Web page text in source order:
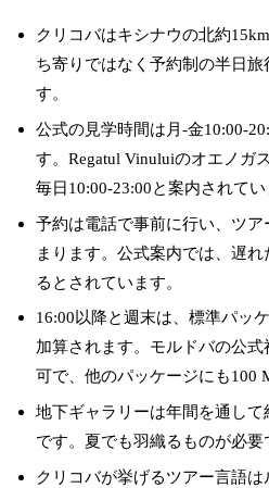
クリコバはキシナウの北約
ち寄りではなく予約制の半日
す。
公式の見学時間は月-金10:00-
す。Regatul Vinuluiのオエノガ
毎日10:00-23:00と案内されてい
予約は電話で事前に行い、ツ
まります。公式案内では、遅
るとされています。
16:00以降と週末は、標準パッ
加算されます。モルドバの公
可で、他のパッケージにも100
地下ギャラリーは年間を通して
です。夏でも羽織るものが必要
クリコバが挙げるツアー言語は